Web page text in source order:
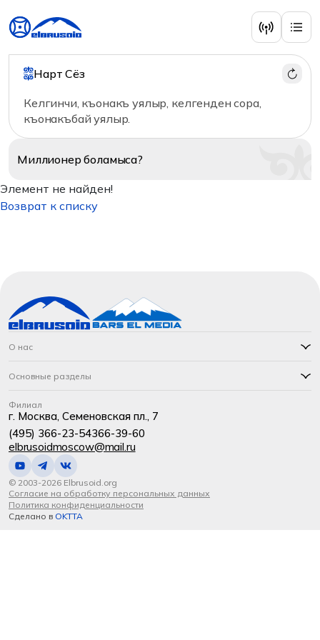
Нарт Сёз
Келгинчи, къонакъ уялыр, келгенден сора,
къонакъбай уялыр.
Миллионерболамыса?
Элемент не найден!
Возврат к списку
О нас
Основные разделы
Филиал
г. Москва, Семеновская пл., 7
(495) 366-23-54366-39-60
elbrusoidmoscow@mail.ru
© 2003-2026 Elbrusoid.org
Согласие на обработку персональных данных
Политика конфиденциальности
Сделано в OKTTA